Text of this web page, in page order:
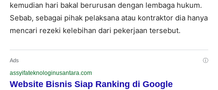
kemudian hari bakal berurusan dengan lembaga hukum.
Sebab, sebagai pihak pelaksana atau kontraktor dia hanya
mencari rezeki kelebihan dari pekerjaan tersebut.
Ads ⓘ
assyifateknologinusantara.com
Website Bisnis Siap Ranking di Google